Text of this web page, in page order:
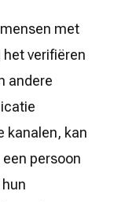
met
het verifiëren
andere
kanalen, kan
persoon